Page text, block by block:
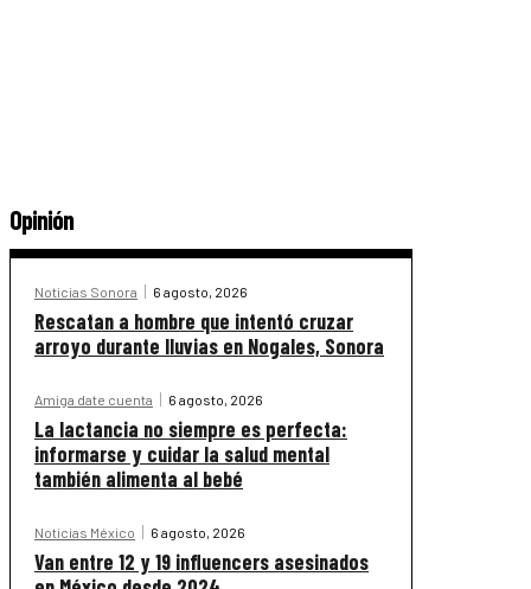
Opinión
Noticias Sonora 6 agosto, 2026
Rescatan a hombre que intentó cruzar
arroyo durante lluvias en Nogales, Sonora
Amiga date cuenta 6 agosto, 2026
La lactancia no siempre es perfecta:
informarse y cuidar la salud mental
también alimenta al bebé
Noticias México 6 agosto, 2026
Van entre 12 y 19 influencers asesinados